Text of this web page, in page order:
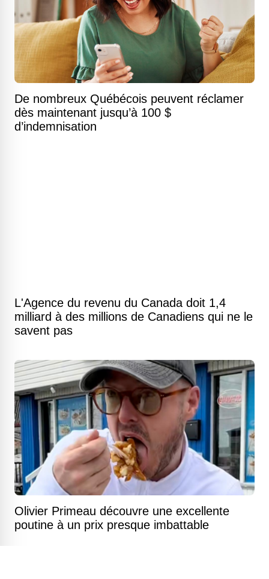
De nombreux Québécois peuvent réclamer
dès maintenant jusqu’à 100 $
d’indemnisation
L'Agence du revenu du Canada doit 1,4
milliard à des millions de Canadiens qui ne le
savent pas
Olivier Primeau découvre une excellente
poutine à un prix presque imbattable